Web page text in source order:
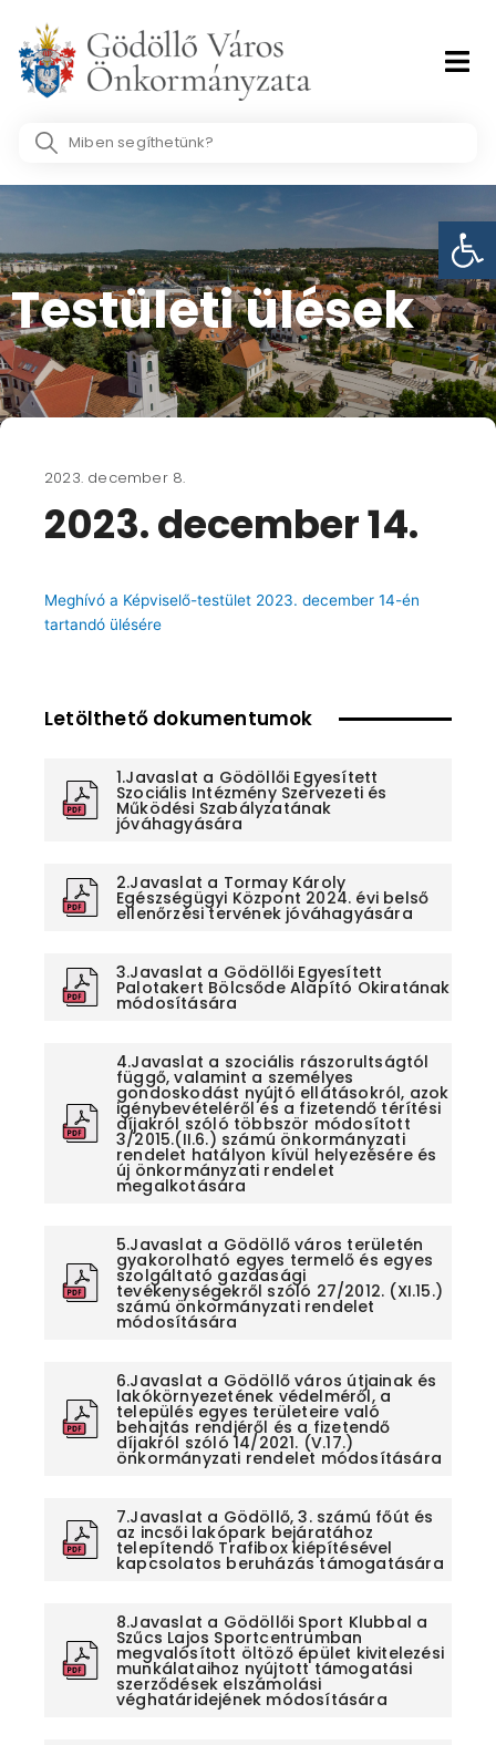
content
Search
Testületi ülések​
2023. december 8.
2023. december 14.
Meghívó a Képviselő-testület 2023. december 14-én
tartandó ülésére
Letölthető dokumentumok
1.Javaslat a Gödöllői Egyesített
Szociális Intézmény Szervezeti és
Működési Szabályzatának
jóváhagyására
2.Javaslat a Tormay Károly
Egészségügyi Központ 2024. évi belső
ellenőrzési tervének jóváhagyására
3.Javaslat a Gödöllői Egyesített
Palotakert Bölcsőde Alapító Okiratának
módosítására
4.Javaslat a szociális rászorultságtól
függő, valamint a személyes
gondoskodást nyújtó ellátásokról, azok
igénybevételéről és a fizetendő térítési
díjakról szóló többször módosított
3/2015.(II.6.) számú önkormányzati
rendelet hatályon kívül helyezésére és
új önkormányzati rendelet
megalkotására
5.Javaslat a Gödöllő város területén
gyakorolható egyes termelő és egyes
szolgáltató gazdasági
tevékenységekről szóló 27/2012. (XI.15.)
számú önkormányzati rendelet
módosítására
6.Javaslat a Gödöllő város útjainak és
lakókörnyezetének védelméről, a
település egyes területeire való
behajtás rendjéről és a fizetendő
díjakról szóló 14/2021. (V.17.)
önkormányzati rendelet módosítására
7.Javaslat a Gödöllő, 3. számú főút és
az incsői lakópark bejáratához
telepítendő Trafibox kiépítésével
kapcsolatos beruházás támogatására
8.Javaslat a Gödöllői Sport Klubbal a
Szűcs Lajos Sportcentrumban
megvalósított öltöző épület kivitelezési
munkálataihoz nyújtott támogatási
szerződések elszámolási
véghatáridejének módosítására